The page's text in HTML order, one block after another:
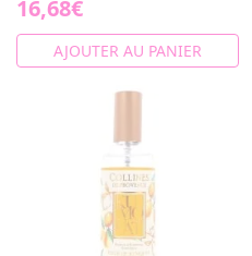
16,68€
AJOUTER AU PANIER